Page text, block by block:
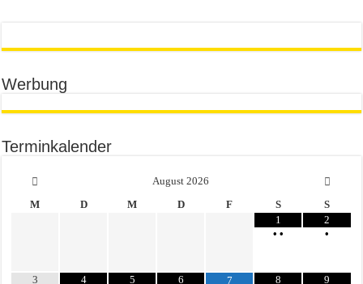
Werbung
Terminkalender
August 2026
M
D M D F S
S
1
• •
2
•
3
4
5
6
7
8
9